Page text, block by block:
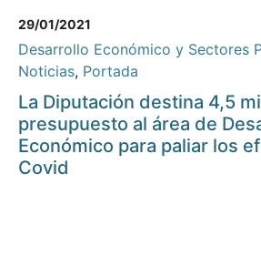
29/01/2021
Desarrollo Económico y Sectores
Noticias, Portada
La Diputación destina 4,5
presupuesto al área de
Económico para paliar los
Covid